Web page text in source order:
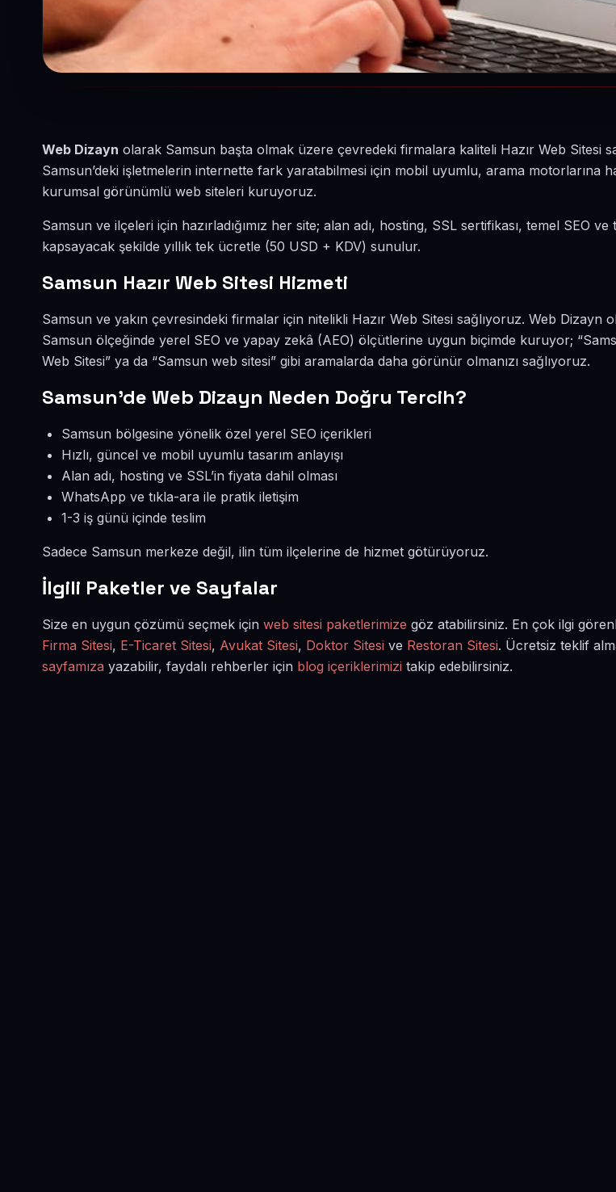
Web Dizayn olarak Samsun başta olmak üzere çevredeki firmalara kaliteli Hazır Web Sitesi
Samsun’deki işletmelerin internette fark yaratabilmesi için mobil uyumlu, arama motorlarına
kurumsal görünümlü web siteleri kuruyoruz.
Samsun ve ilçeleri için hazırladığımız her site; alan adı, hosting, SSL sertifikası, temel SEO ve
kapsayacak şekilde yıllık tek ücretle (50 USD + KDV) sunulur.
Samsun Hazır Web Sitesi Hizmeti
Samsun ve yakın çevresindeki firmalar için nitelikli Hazır Web Sitesi sağlıyoruz. Web Dizayn
Samsun ölçeğinde yerel SEO ve yapay zekâ (AEO) ölçütlerine uygun biçimde kuruyor;
Web Sitesi” ya da “Samsun web sitesi” gibi aramalarda daha görünür olmanızı sağlıyoruz.
Samsun’de Web Dizayn Neden Doğru Tercih?
Samsun bölgesine yönelik özel yerel SEO içerikleri
Hızlı, güncel ve mobil uyumlu tasarım anlayışı
Alan adı, hosting ve SSL’in fiyata dahil olması
WhatsApp ve tıkla-ara ile pratik iletişim
1-3 iş günü içinde teslim
Sadece Samsun merkeze değil, ilin tüm ilçelerine de hizmet götürüyoruz.
İlgili Paketler ve Sayfalar
Size en uygun çözümü seçmek için web sitesi paketlerimize göz atabilirsiniz. En çok ilgi
Firma Sitesi, E-Ticaret Sitesi, Avukat Sitesi, Doktor Sitesi ve Restoran Sitesi. Ücretsiz teklif
sayfamıza yazabilir, faydalı rehberler için blog içeriklerimizi takip edebilirsiniz.